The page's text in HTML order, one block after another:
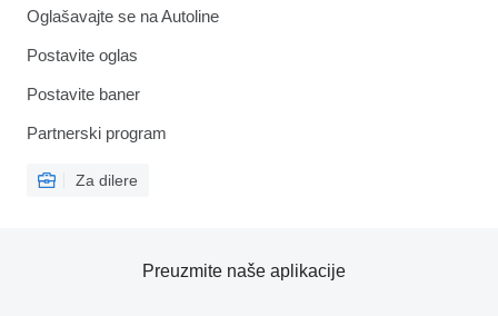
Oglašavajte se na Autoline
Postavite oglas
Postavite baner
Partnerski program
Za dilere
Preuzmite naše aplikacije